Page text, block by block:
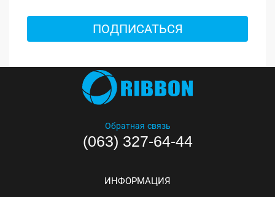
ПОДПИСАТЬСЯ
Обратная связь
(063) 327-64-44
ИНФОРМАЦИЯ